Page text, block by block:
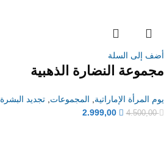
أضف إلى السلة
مجموعة النضارة الذهبية
يوم المرأة الإماراتية المجموعات ,تجديد البشرة
4.500,00
2.999,00